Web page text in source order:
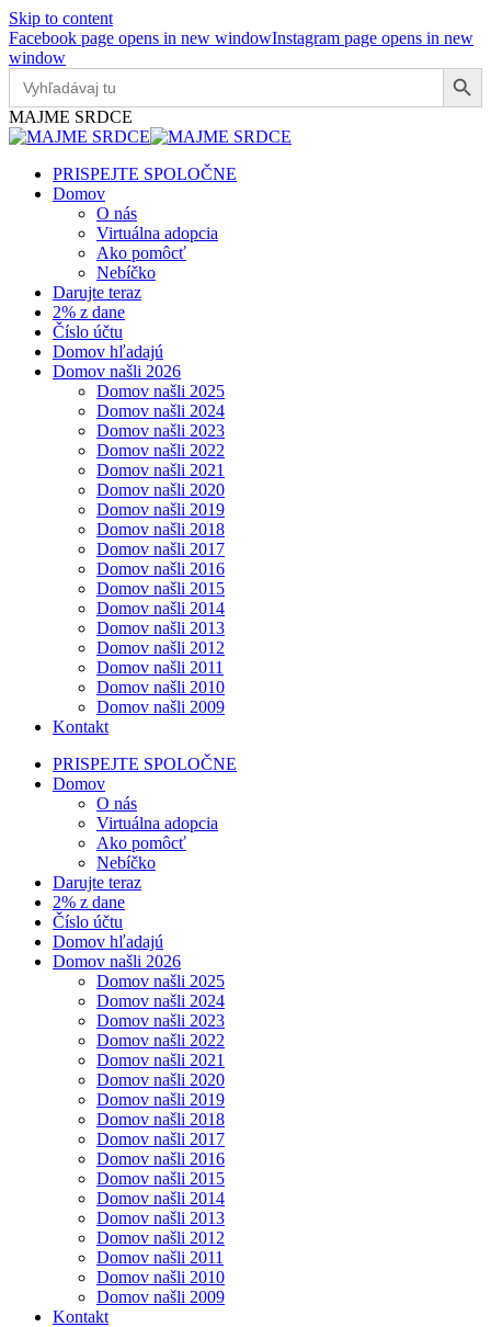
Skip to content
Facebook page opens in new windowInstagram page opens in new
window
Search
for:
Search Button
MAJME SRDCE
PRISPEJTE SPOLOČNE
Domov
O nás
Virtuálna adopcia
Ako pomôcť
Nebíčko
Darujte teraz
2% z dane
Číslo účtu
Domov hľadajú
Domov našli 2026
Domov našli 2025
Domov našli 2024
Domov našli 2023
Domov našli 2022
Domov našli 2021
Domov našli 2020
Domov našli 2019
Domov našli 2018
Domov našli 2017
Domov našli 2016
Domov našli 2015
Domov našli 2014
Domov našli 2013
Domov našli 2012
Domov našli 2011
Domov našli 2010
Domov našli 2009
Kontakt
PRISPEJTE SPOLOČNE
Domov
O nás
Virtuálna adopcia
Ako pomôcť
Nebíčko
Darujte teraz
2% z dane
Číslo účtu
Domov hľadajú
Domov našli 2026
Domov našli 2025
Domov našli 2024
Domov našli 2023
Domov našli 2022
Domov našli 2021
Domov našli 2020
Domov našli 2019
Domov našli 2018
Domov našli 2017
Domov našli 2016
Domov našli 2015
Domov našli 2014
Domov našli 2013
Domov našli 2012
Domov našli 2011
Domov našli 2010
Domov našli 2009
Kontakt